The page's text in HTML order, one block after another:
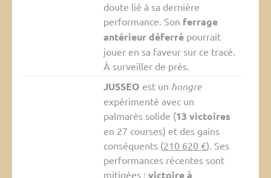
doute lié à sa dernière
performance. Son ferrage
antérieur déferrépourrait
jouer en sa faveur sur ce tracé.
À surveiller de près.
JUSSEO est un hongre
expérimenté avec un
palmarès solide (13 victoires
en 27 courses) et des gains
conséquents (210 620 €). Ses
performances récentes sont
mitigées : victoire à